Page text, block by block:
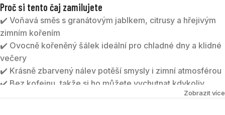
Proč si tento čaj zamilujete
✔️ Voňavá směs s granátovým jablkem, citrusy a hřejivým
zimním kořením
✔️ Ovocně kořeněný šálek ideální pro chladné dny a klidné
večery
✔️ Krásně zbarvený nálev potěší smysly i zimní atmosférou
✔️ Bez kofeinu, takže si ho můžete vychutnat kdykoliv
během dne
Zobrazit více